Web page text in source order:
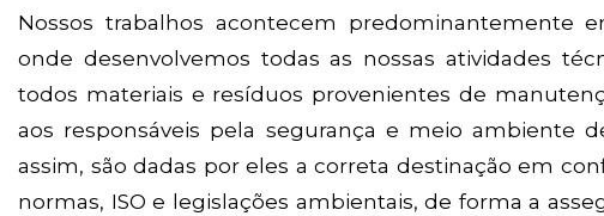
Nossos trabalhos acontecem predominantemente
onde desenvolvemos todas as nossas atividades
todos materiais e resíduos provenientes de
aos responsáveis pela segurança e meio ambiente
assim, são dadas por eles a correta destinação em
normas, ISO e legislações ambientais, de forma a